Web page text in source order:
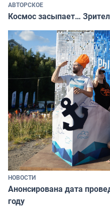
АВТОРСКОЕ
Космос засыпает…
НОВОСТИ
Анонсирована дата
году